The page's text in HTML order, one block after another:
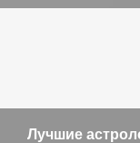
Лучшие